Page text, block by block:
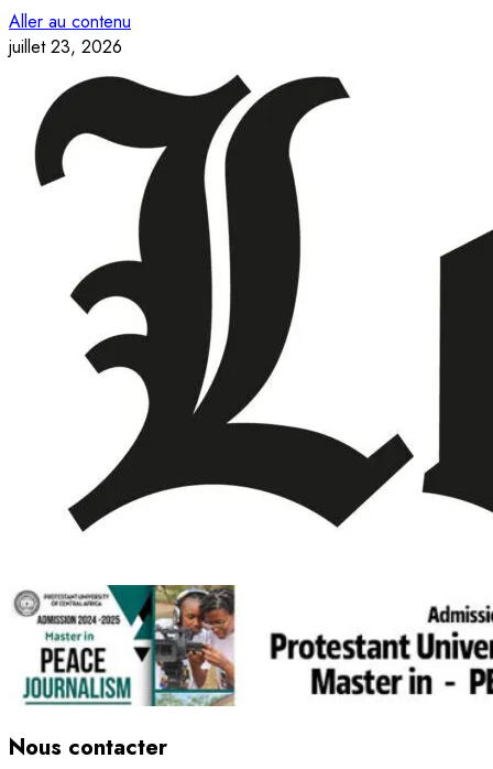
Aller au contenu
juillet 23, 2026
Nous contacter